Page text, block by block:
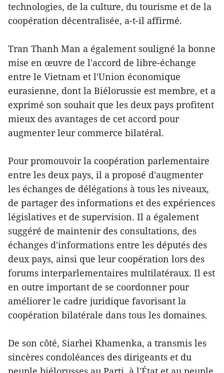
technologies, de la culture, du tourisme et de la
coopération décentralisée, a-t-il affirmé.
Tran Thanh Man a également souligné la bonne
mise en œuvre de l'accord de libre-échange
entre le Vietnam et l'Union économique
eurasienne, dont la Biélorussie est membre, et a
exprimé son souhait que les deux pays profitent
mieux des avantages de cet accord pour
augmenter leur commerce bilatéral.
Pour promouvoir la coopération parlementaire
entre les deux pays, il a proposé d'augmenter
les échanges de délégations à tous les niveaux,
de partager des informations et des expériences
législatives et de supervision. Il a également
suggéré de maintenir des consultations, des
échanges d'informations entre les députés des
deux pays, ainsi que leur coopération lors des
forums interparlementaires multilatéraux. Il est
en outre important de se coordonner pour
améliorer le cadre juridique favorisant la
coopération bilatérale dans tous les domaines.
De son côté, Siarhei Khamenka, a transmis les
sincères condoléances des dirigeants et du